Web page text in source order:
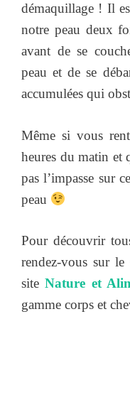
démaquillage ! Il
notre peau deux
avant de se
peau et de se
accumulées qui
Même si vous
heures du matin et
pas l’impasse sur
peau
Pour découvrir
rendez-vous sur le
siteNature et
gamme corps et